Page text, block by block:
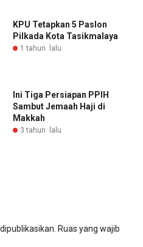
KPU Tetapkan 5 Paslon
Pilkada Kota Tasikmalaya
1 tahun lalu
Ini Tiga Persiapan PPIH
Sambut Jemaah Haji di
Makkah
3 tahun lalu
Ruas yang wajib